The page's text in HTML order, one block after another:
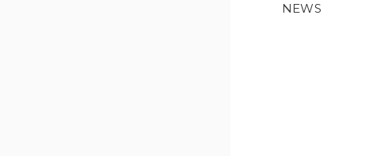
NEWS